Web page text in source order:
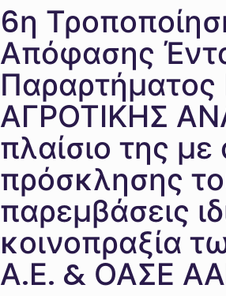
6η
Απόφασης
ΑΓΡΟΤΙΚΗΣ
πλαίσιο της
πρόσκλησης
παρεμβάσεις
κοινοπραξία
Α.Ε. & ΟΑΣΕ